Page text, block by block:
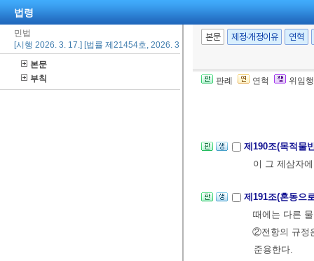
법령
민법
[시행 2026. 3. 17.] [법률 제21454호, 2026. 3. 17., 일부개정]
본문
부칙
본문 제정·개정이유 연혁
판례 연혁 위임
다.
제190조(목적물
이 그 제삼자
제191조(혼동으
때에는 다른
②전항의 규정
준용한다.